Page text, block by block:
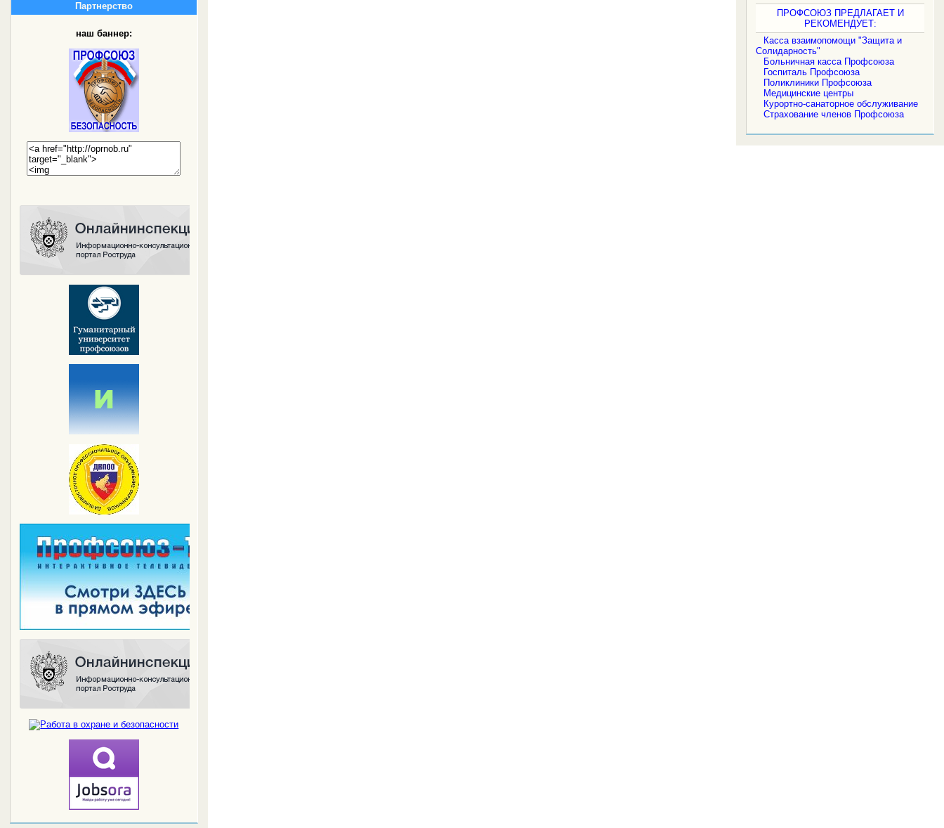
Партнерство
наш баннер:
ПРОФСОЮЗ ПРЕДЛАГАЕТ И
РЕКОМЕНДУЕТ:
Касса взаимопомощи "Защита и
Солидарность"
Больничная касса Профсоюза
Госпиталь Профсоюза
Поликлиники Профсоюза
Медицинские центры
Курортно-санаторное обслуживание
Страхование членов Профсоюза